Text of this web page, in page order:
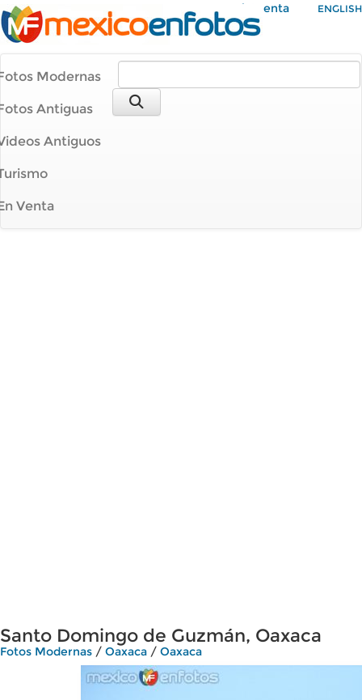
Mi Cuenta ENGLISH
Modernas
Antiguas
Antiguos
Venta
Santo Domingo de Guzmán, Oaxaca
Fotos Modernas / Oaxaca / Oaxaca